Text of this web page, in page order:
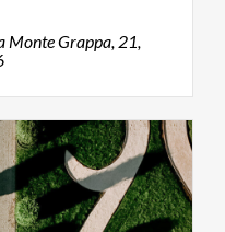
Monte Grappa, 21,